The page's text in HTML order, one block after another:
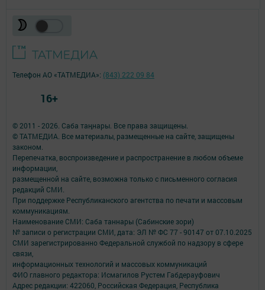
© 2011 - 2026. Саба таңнары. Все права защищены.
© ТАТМЕДИА. Все материалы, размещенные на сайте, защищены
законом.
Перепечатка, воспроизведение и распространение в любом объеме
информации,
размещенной на сайте, возможна только с письменного согласия
редакций СМИ.
При поддержке Республиканского агентства по печати и массовым
коммуникациям.
Наименование СМИ: Саба таннары (Сабинские зори)
№ записи о регистрации СМИ, дата: ЭЛ № ФС 77 - 90147 от 07.10.2025
СМИ зарегистрированно Федеральной службой по надзору в сфере
связи,
информационных технологий и массовых коммуникаций
ФИО главного редактора: Исмагилов Рустем Габдерауфович
Адрес редакции: 422060, Российская Федерация, Республика
Телефон АО «ТАТМЕДИА»: (843) 222 09 84
16+